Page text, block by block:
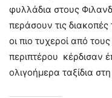
φυλλάδια στους
περάσουν τις
οι πιο τυχεροί από
περιπτέρου κέρδισαν
ολιγοήμερα ταξίδια